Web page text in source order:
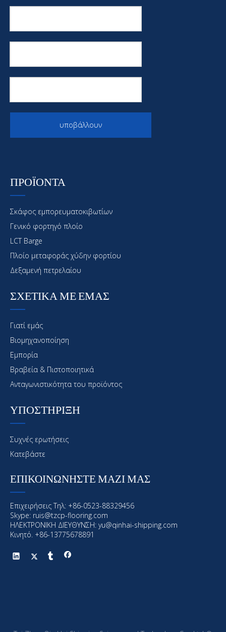
υποβάλλουν
ΠΡΟΪΟΝΤΑ
Σκάφος εμπορευματοκιβωτίων
Γενικό φορτηγό πλοίο
LCT Barge
Πλοίο μεταφοράς χύδην φορτίου
Δεξαμενή πετρελαίου
ΣΧΕΤΙΚΑ ΜΕ ΕΜΑΣ
Γιατί εμάς
Βιομηχανοποίηση
Εμπορία
Βραβεία & Πιστοποιητικά
Ανταγωνιστικότητα του προϊόντος
ΥΠΟΣΤΗΡΙΞΗ
Συχνές ερωτήσεις
Κατεβάστε
ΕΠΙΚΟΙΝΩΝΗΣΤΕ ΜΑΖΙ ΜΑΣ
Επιχειρήσεις Τηλ: +86-0523-88329456
Skype: ruis@tzcp-flooring.com
ΗΛΕΚΤΡΟΝΙΚΗ ΔΙΕΥΘΥΝΣΗ: yu@qinhai-shipping.com
Κινητό. +86-13775678891